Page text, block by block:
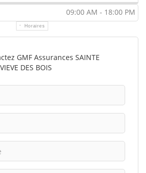
09:00 AM - 18:00 PM
Horaires
GMF Assurances SAINTE
DES BOIS